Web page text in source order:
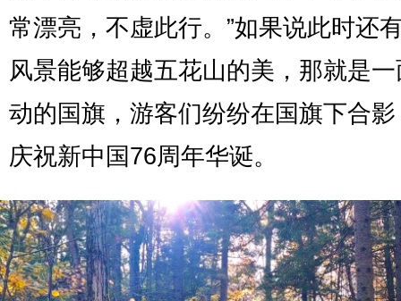
常漂亮，不虚此行。”如果说此时还
风景能够超越五花山的美，那就是
动的国旗，游客们纷纷在国旗下合
庆祝新中国76周年华诞。